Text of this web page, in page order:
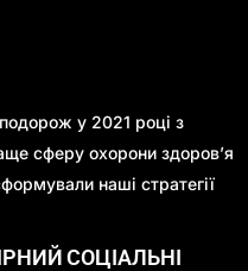
у 2021 році з
сферу охорони здоров’я
наші стратегії
СОЦІАЛЬНІ